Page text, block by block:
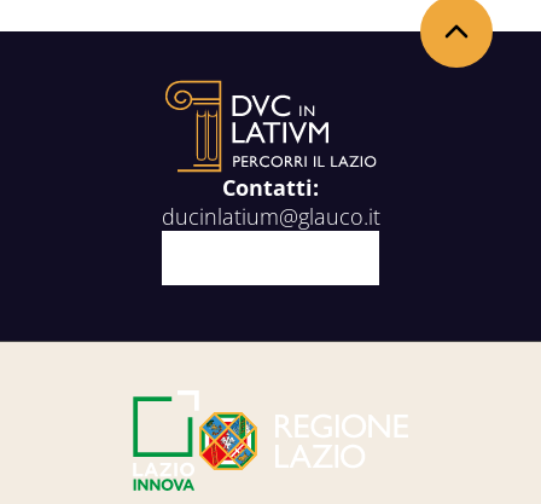
Contatti:
ducinlatium@glauco.it
Back to the top